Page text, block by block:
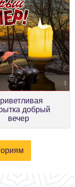
добрый
вечер